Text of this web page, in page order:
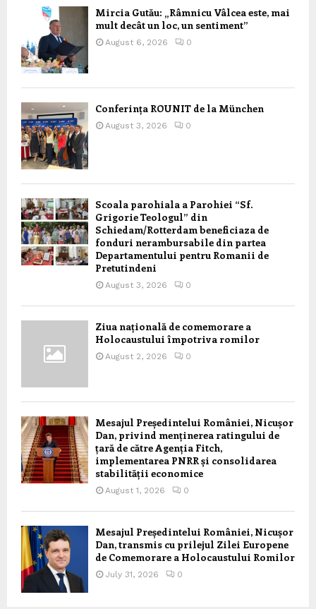
Mircia Gutău: „Râmnicu Vâlcea este, mai
mult decât un loc, un sentiment”
August 6, 2026 0
Conferința ROUNIT de la München
August 3, 2026 0
Scoala parohiala a Parohiei “Sf.
Grigorie Teologul” din
Schiedam/Rotterdam beneficiaza de
fonduri nerambursabile din partea
Departamentului pentru Romanii de
Pretutindeni
August 3, 2026 0
Ziua națională de comemorare a
Holocaustului împotriva romilor
August 2, 2026 0
Mesajul Președintelui României, Nicușor
Dan, privind menținerea ratingului de
țară de către Agenția Fitch,
implementarea PNRR și consolidarea
stabilității economice
August 1, 2026 0
Mesajul Președintelui României, Nicușor
Dan, transmis cu prilejul Zilei Europene
de Comemorare a Holocaustului Romilor
July 31, 2026 0